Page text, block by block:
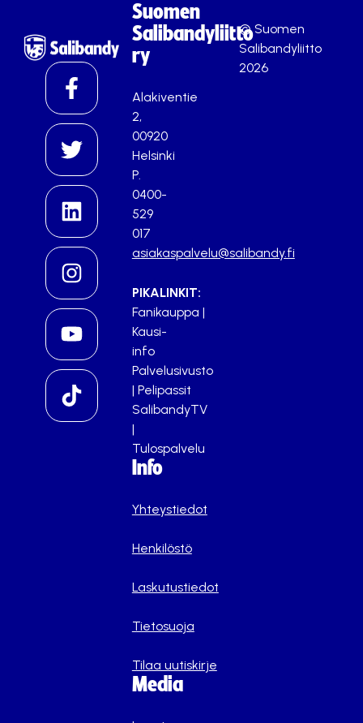
Suomen
Salibandyliitto
ry
Alakiventie
2,
00920
Helsinki
P.
0400-
529
017
asiakaspalvelu@salibandy.fi
PIKALINKIT:
Fanikauppa |
Kausi-
info
Palvelusivusto
| Pelipassit
SalibandyTV
|
Tulospalvelu
Info
Yhteystiedot
Henkilöstö
Laskutustiedot
Tietosuoja
Tilaa uutiskirje
Media
© Suomen
Salibandyliitto
2026